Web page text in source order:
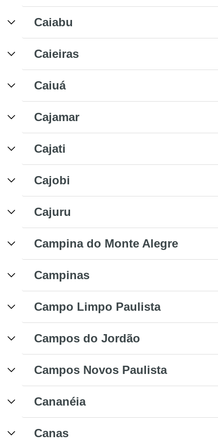
Caiabu
Caieiras
Caiuá
Cajamar
Cajati
Cajobi
Cajuru
Campina do Monte Alegre
Campinas
Campo Limpo Paulista
Campos do Jordão
Campos Novos Paulista
Cananéia
Canas